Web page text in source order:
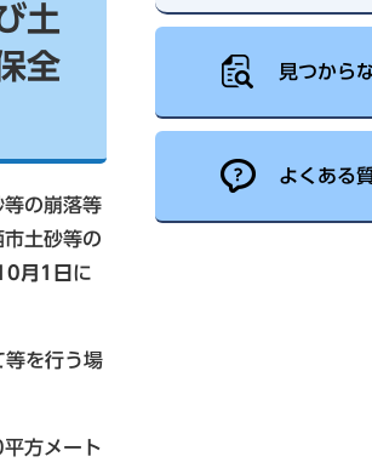
土
全
の崩落等
土砂等の
月1日 に
を行う場
方メート
見つから
よくある